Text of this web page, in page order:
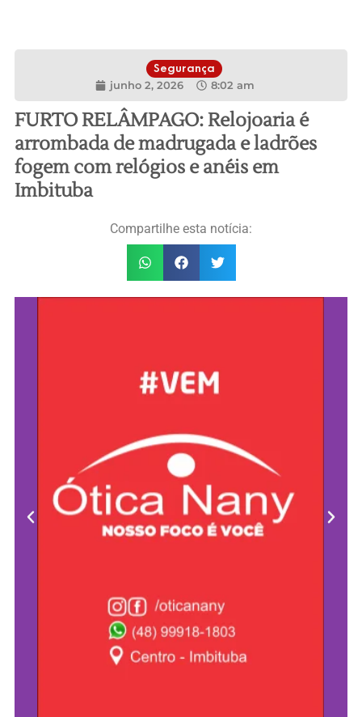
Segurança
junho 2, 2026 8:02 am
FURTO RELÂMPAGO: Relojoaria é
arrombada de madrugada e ladrões
fogem com relógios e anéis em
Imbituba
Compartilhe esta notícia: